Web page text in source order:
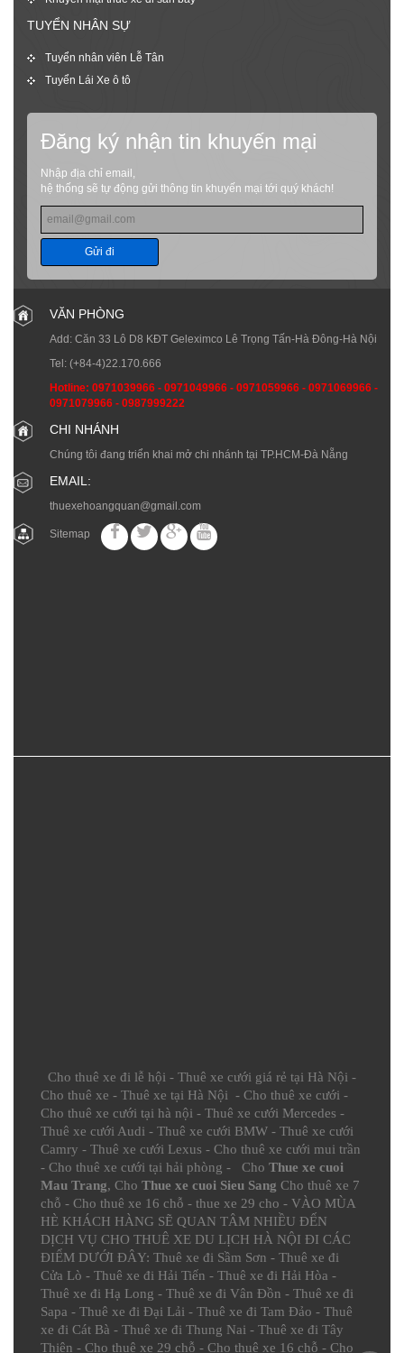
TUYỂN NHÂN SỰ
Tuyển nhân viên Lễ Tân
Tuyển Lái Xe ô tô
Đăng ký nhận tin khuyến mại
Nhập địa chỉ email,
hệ thống sẽ tự động gửi thông tin khuyến mại tới quý khách!
Gửi đi
VĂN PHÒNG
Add: Căn 33 Lô D8 KĐT Geleximco Lê Trọng Tấn-Hà Đông-Hà Nội
Tel: (+84-4)22.170.666
Hotline: 0971039966 - 0971049966 - 0971059966 - 0971069966 -
0971079966 - 0987999222
CHI NHÁNH
Chúng tôi đang triển khai mở chi nhánh tại TP.HCM-Đà Nẵng
EMAIL:
thuexehoangquan@gmail.com
Sitemap
Cho thuê xe đi lễ hội - Thuê xe cưới giá rẻ tại Hà Nội -
Cho thuê xe - Thuê xe tại Hà Nội - Cho thuê xe cưới -
Cho thuê xe cưới tại hà nội - Thuê xe cưới Mercedes -
Thuê xe cưới Audi - Thuê xe cưới BMW - Thuê xe cưới
Camry - Thuê xe cưới Lexus - Cho thuê xe cưới mui trần
- Cho thuê xe cưới tại hải phòng - Cho Thue xe cuoi
Mau Trang, Cho Thue xe cuoi Sieu Sang Cho thuê xe 7
chỗ - Cho thuê xe 16 chỗ - thue xe 29 cho - VÀO MÙA
HÈ KHÁCH HÀNG SẼ QUAN TÂM NHIỀU ĐẾN
DỊCH VỤ CHO THUÊ XE DU LỊCH HÀ NỘI ĐI CÁC
ĐIỂM DƯỚI ĐÂY: Thuê xe đi Sầm Sơn - Thuê xe đi
Cửa Lò - Thuê xe đi Hải Tiến - Thuê xe đi Hải Hòa -
Thuê xe đi Hạ Long - Thuê xe đi Vân Đồn - Thuê xe đi
Sapa - Thuê xe đi Đại Lải - Thuê xe đi Tam Đảo - Thuê
xe đi Cát Bà - Thuê xe đi Thung Nai - Thuê xe đi Tây
Thiên - Cho thuê xe 29 chỗ - Cho thuê xe 16 chỗ - Cho